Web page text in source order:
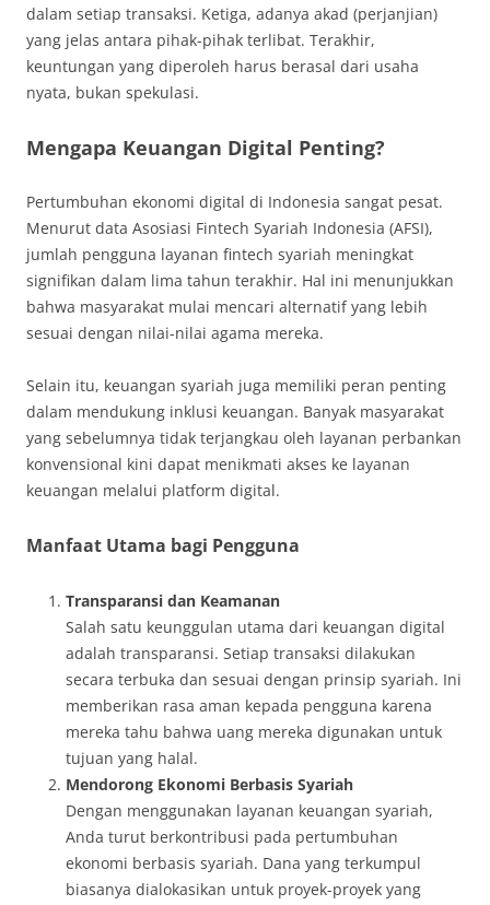
dalam setiap transaksi. Ketiga, adanya akad (perjanjian)
yang jelas antara pihak-pihak terlibat. Terakhir,
keuntungan yang diperoleh harus berasal dari usaha
nyata, bukan spekulasi.
Mengapa Keuangan Digital Penting?
Pertumbuhan ekonomi digital di Indonesia sangat pesat.
Menurut data Asosiasi Fintech Syariah Indonesia (AFSI),
jumlah pengguna layanan fintech syariah meningkat
signifikan dalam lima tahun terakhir. Hal ini menunjukkan
bahwa masyarakat mulai mencari alternatif yang lebih
sesuai dengan nilai-nilai agama mereka.
Selain itu, keuangan syariah juga memiliki peran penting
dalam mendukung inklusi keuangan. Banyak masyarakat
yang sebelumnya tidak terjangkau oleh layanan perbankan
konvensional kini dapat menikmati akses ke layanan
keuangan melalui platform digital.
Manfaat Utama bagi Pengguna
Transparansi dan Keamanan
Salah satu keunggulan utama dari keuangan digital
adalah transparansi. Setiap transaksi dilakukan
secara terbuka dan sesuai dengan prinsip syariah. Ini
memberikan rasa aman kepada pengguna karena
mereka tahu bahwa uang mereka digunakan untuk
tujuan yang halal.
Mendorong Ekonomi Berbasis Syariah
Dengan menggunakan layanan keuangan syariah,
Anda turut berkontribusi pada pertumbuhan
ekonomi berbasis syariah. Dana yang terkumpul
biasanya dialokasikan untuk proyek-proyek yang